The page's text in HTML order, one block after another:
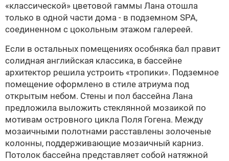
«классической» цветовой гаммы Лана отошла
только в одной части дома - в подземном SPA,
соединенном с цокольным этажом галереей.
Если в остальных помещениях особняка бал правит
солидная английская классика, в бассейне
архитектор решила устроить «тропики». Подземное
помещение оформлено в стиле атриума под
открытым небом. Стены и пол бассейна Лана
предложила выложить стеклянной мозаикой по
мотивам островного цикла Поля Гогена. Между
мозаичными полотнами расставлены золоченые
колонны, поддерживающие мозаичный карниз.
Потолок бассейна представляет собой натяжной